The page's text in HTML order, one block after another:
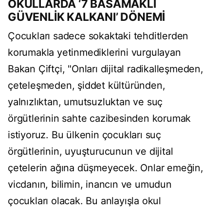
OKULLARDA ‘7 BASAMAKLI
GÜVENLİK KALKANI’ DÖNEMİ
Çocukları sadece sokaktaki tehditlerden
korumakla yetinmediklerini vurgulayan
Bakan Çiftçi, "Onları dijital radikalleşmeden,
çeteleşmeden, şiddet kültüründen,
yalnızlıktan, umutsuzluktan ve suç
örgütlerinin sahte cazibesinden korumak
istiyoruz. Bu ülkenin çocukları suç
örgütlerinin, uyuşturucunun ve dijital
çetelerin ağına düşmeyecek. Onlar emeğin,
vicdanın, bilimin, inancın ve umudun
çocukları olacak. Bu anlayışla okul